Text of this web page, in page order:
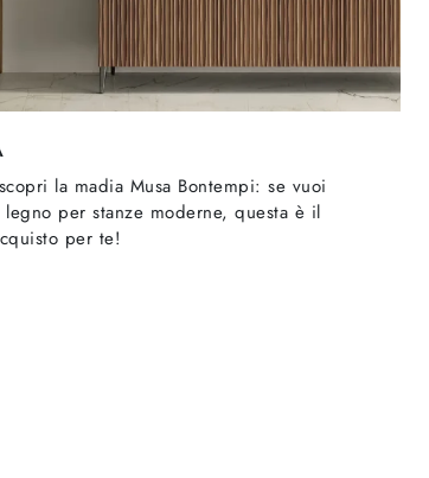
la madia Musa Bontempi: se vuoi
per stanze moderne, questa è il
per te!